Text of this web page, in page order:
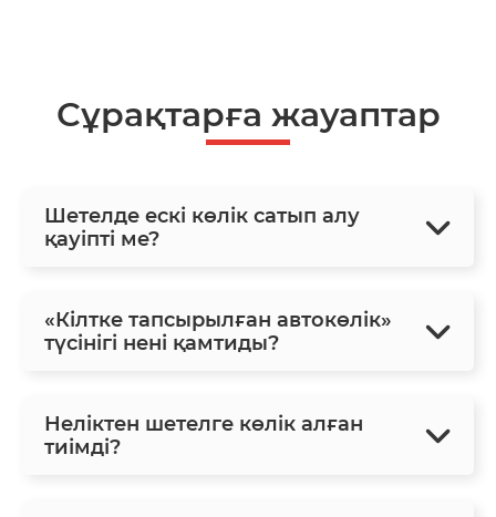
Сұрақтарға жауаптар
Шетелде ескі көлік сатып алу
қауіпті ме?
«Кілтке тапсырылған автокөлік»
түсінігі нені қамтиды?
Неліктен шетелге көлік алған
тиімді?